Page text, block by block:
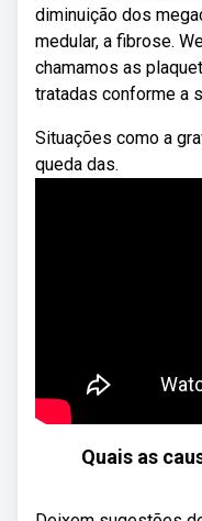
diminuição dos
medular, a fibrose.
chamamos as
tratadas conforme a
Situações como a
queda das.
Quais as